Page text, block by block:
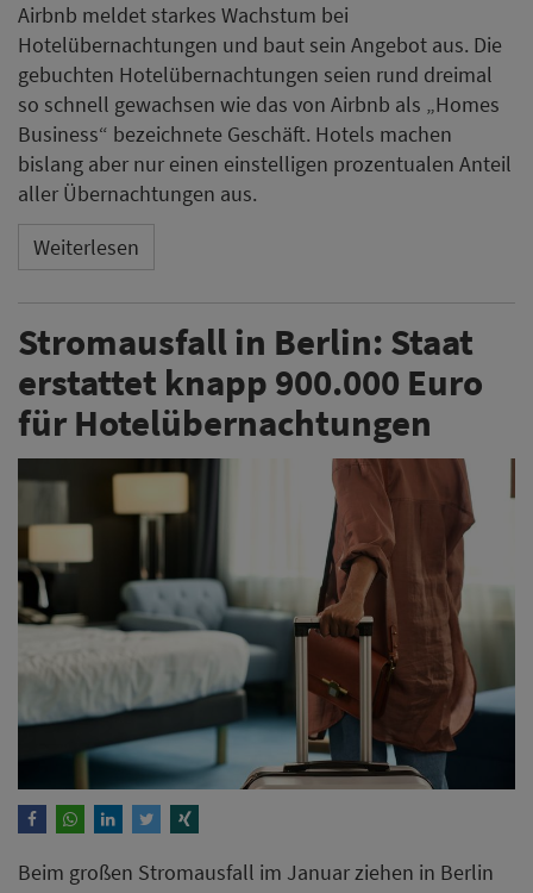
Airbnb meldet starkes Wachstum bei
Hotelübernachtungen und baut sein Angebot aus. Die
gebuchten Hotelübernachtungen seien rund dreimal
so schnell gewachsen wie das von Airbnb als „Homes
Business“ bezeichnete Geschäft. Hotels machen
bislang aber nur einen einstelligen prozentualen Anteil
aller Übernachtungen aus.
Weiterlesen
Stromausfall in Berlin: Staat
erstattet knapp 900.000 Euro
für Hotelübernachtungen
Beim großen Stromausfall im Januar ziehen in Berlin